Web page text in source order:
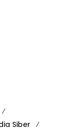
Siber